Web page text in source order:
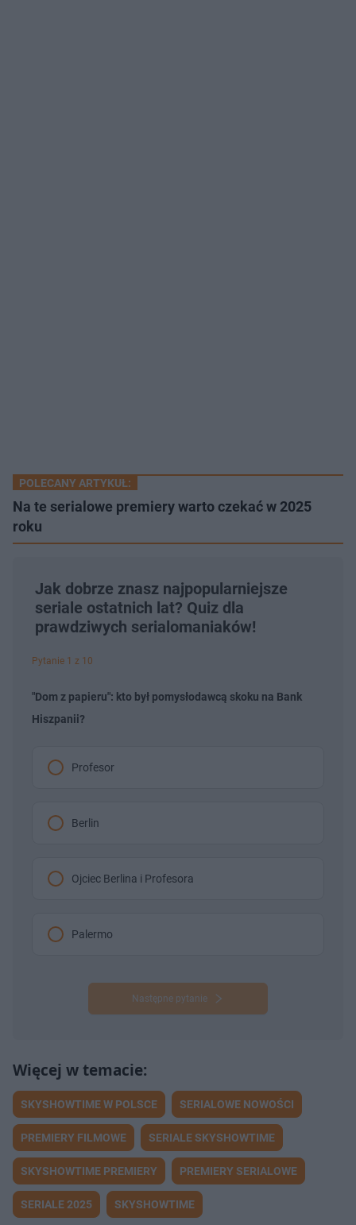
POLECANY ARTYKUŁ:
Na te serialowe premiery warto czekać w 2025
roku
Jak dobrze znasz najpopularniejsze
seriale ostatnich lat? Quiz dla
prawdziwych serialomaniaków!
Pytanie 1 z 10
"Dom z papieru": kto był pomysłodawcą skoku na Bank
Hiszpanii?
Profesor
Berlin
Ojciec Berlina i Profesora
Palermo
Następne pytanie
SKYSHOWTIME W POLSCE SERIALOWE NOWOŚCI
PREMIERY FILMOWE SERIALE SKYSHOWTIME
SKYSHOWTIME PREMIERY PREMIERY SERIALOWE
SERIALE 2025 SKYSHOWTIME